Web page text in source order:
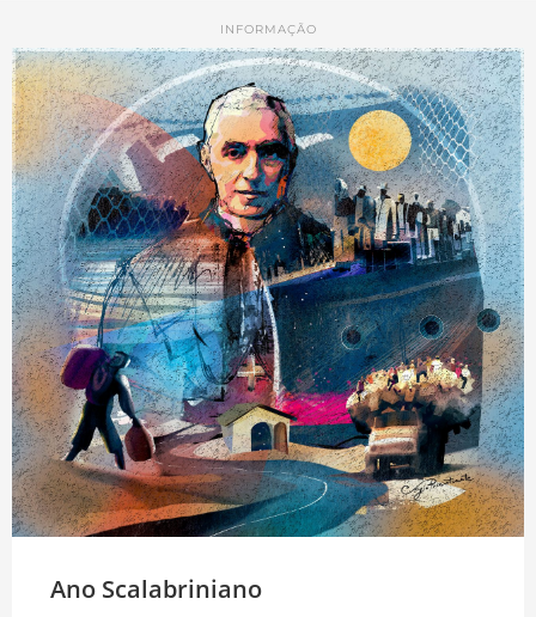
INFORMAÇÃO
Ano Scalabriniano